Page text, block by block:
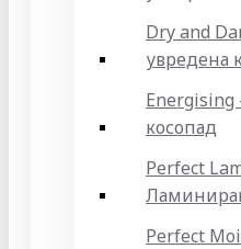
Dry and
увредена
Energising
косопад
Perfect
Perfect